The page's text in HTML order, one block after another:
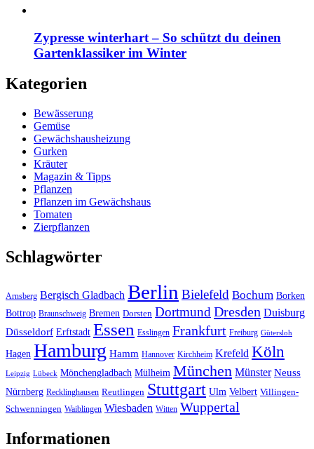
Zypresse winterhart – So schützt du deinen
Gartenklassiker im Winter
Kategorien
Bewässerung
Gemüse
Gewächshausheizung
Gurken
Kräuter
Magazin & Tipps
Pflanzen
Pflanzen im Gewächshaus
Tomaten
Zierpflanzen
Schlagwörter
Arnsberg Bergisch Gladbach Berlin Bielefeld Bochum Borken
Bottrop Braunschweig Bremen Dorsten Dortmund Dresden Duisburg
Düsseldorf Erftstadt Essen Esslingen Frankfurt Freiburg Gütersloh
Hagen Hamburg Hamm Hannover Kirchheim Krefeld Köln
Leipzig Lübeck Mönchengladbach Mülheim München Münster Neuss
Nürnberg Recklinghausen Reutlingen Stuttgart Ulm Velbert Villingen-
Schwenningen Waiblingen Wiesbaden Witten Wuppertal
Informationen